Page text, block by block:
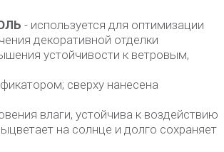
- используется для оптимизации
декоративной отделки
устойчивости к ветровым,
сверху нанесена
влаги, устойчива к воздействию
на солнце и долго сохраняет